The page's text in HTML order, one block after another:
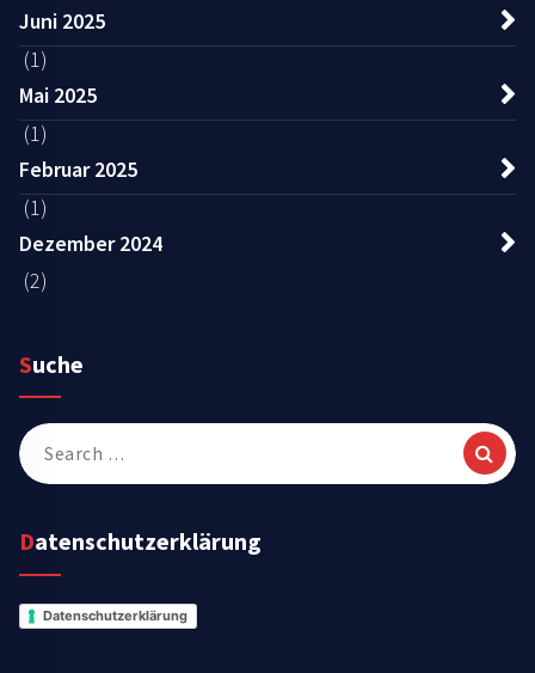
Juni 2025
(1)
Mai 2025
(1)
Februar 2025
(1)
Dezember 2024
(2)
Suche
Search
for:
Datenschutzerklärung
Datenschutzerklärung